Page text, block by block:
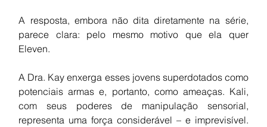
A resposta, embora não dita diretamente na série,
parece clara: pelo mesmo motivo que ela quer
Eleven.
A Dra. Kay enxerga esses jovens superdotados como
potenciais armas e, portanto, como ameaças. Kali,
com seus poderes de manipulação sensorial,
representa uma força considerável – e imprevisível.